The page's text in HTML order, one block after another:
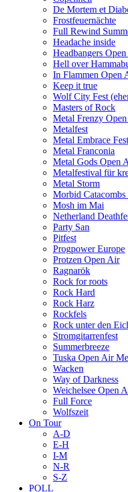
De Mortem et
Frostfeuernächte
Full Rewind
Headache inside
Headbangers
Hell over
In Flammen Open
Keep it true
Wolf City Fest
Masters of Rock
Metal Frenzy
Metalfest
Metal Embrace
Metal Franconia
Metal Gods Open
Metalfestival für
Metal Storm
Morbid Catacombs
Mosh im Mai
Netherland
Party San
Pitfest
Progpower Europe
Protzen Open Air
Ragnarök
Rock for roots
Rock Hard
Rock Harz
Rockfels
Rock unter den
Stromgitarrenfest
Summerbreeze
Tuska Open Air
Wacken
Way of Darkness
Weichelsee Open
Full Force
Wolfszeit
On Tour
A-D
E-H
I-M
N-R
S-Z
POLL